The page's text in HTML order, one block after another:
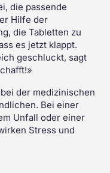
die passende
Hilfe der
die Tabletten zu
es jetzt klappt.
geschluckt, sagt
der medizinischen
Bei einer
Unfall oder einer
Stress und